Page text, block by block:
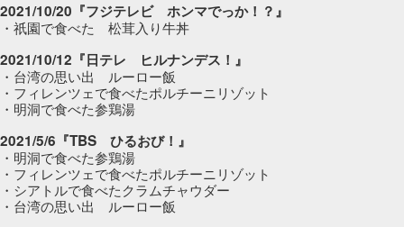
2021/10/20『フジテレビ ホンマでっか！？』
・祇園で食べた 松茸入り牛丼
2021/10/12『日テレ ヒルナンデス！』
・台湾の思い出 ルーロー飯
・フィレンツェで食べたポルチーニリゾット
・明洞で食べた参鶏湯
2021/5/6『TBS ひるおび！』
・明洞で食べた参鶏湯
・フィレンツェで食べたポルチーニリゾット
・シアトルで食べたクラムチャウダー
・台湾の思い出 ルーロー飯